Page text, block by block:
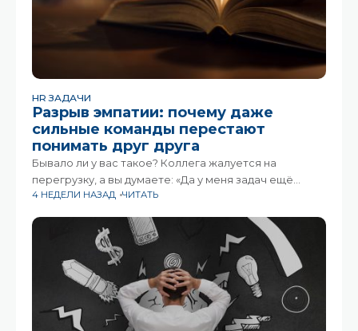
HR ЗАДАЧИ
Разрыв эмпатии: почему даже
сильные команды перестают
понимать друг друга
Бывало ли у вас такое? Коллега жалуется на
перегрузку, а вы думаете: «Да у меня задач ещё
больше». Или руководитель искренне удивляется,
ведь «ничего сложного
4 НЕДЕЛИ НАЗАД ЧИТАТЬ